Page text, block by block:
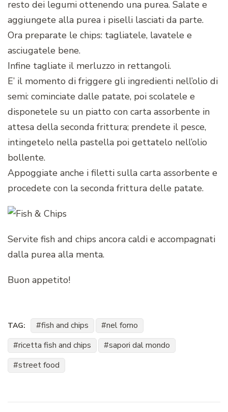
resto dei legumi ottenendo una purea. Salate e
aggiungete alla purea i piselli lasciati da parte.
Ora preparate le chips: tagliatele, lavatele e
asciugatele bene.
Infine tagliate il merluzzo in rettangoli.
E’ il momento di friggere gli ingredienti nell’olio di
semi: cominciate dalle patate, poi scolatele e
disponetele su un piatto con carta assorbente in
attesa della seconda frittura; prendete il pesce,
intingetelo nella pastella poi gettatelo nell’olio
bollente.
Appoggiate anche i filetti sulla carta assorbente e
procedete con la seconda frittura delle patate.
Servite fish and chips ancora caldi e accompagnati
dalla purea alla menta.
Buon appetito!
TAG: fish and chips
nel forno
ricetta fish and chips
sapori dal mondo
street food